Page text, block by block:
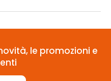
le promozioni e